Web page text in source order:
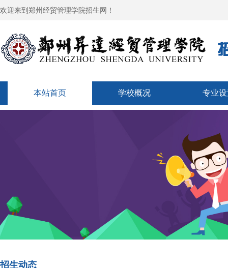
欢迎来到郑州经贸管理学院招生网！
本站首页 学校概况 专业
招生动态